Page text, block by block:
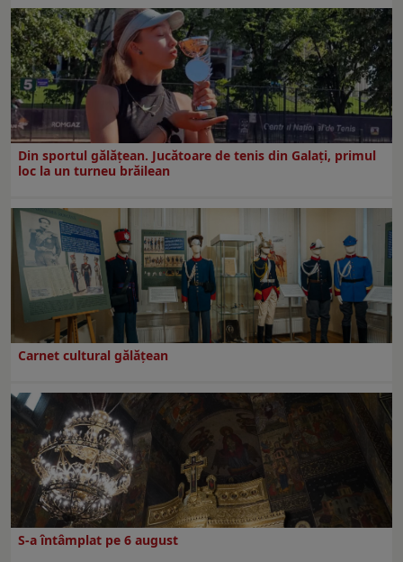
Din sportul gălățean. Jucătoare de tenis din Galați, primul
loc la un turneu brăilean
Carnet cultural gălăţean
S-a întâmplat pe 6 august